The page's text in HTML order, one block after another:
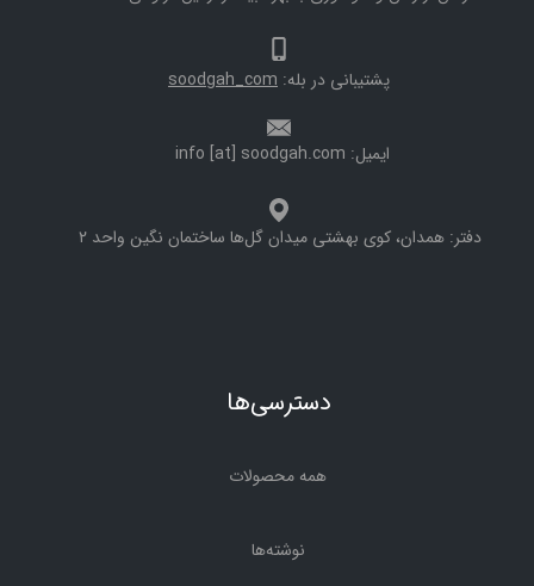
پشتیبانی در بله: soodgah_com
ایمیل: info [at] soodgah.com
دفتر: همدان، کوی بهشتی میدان گل‌ها ساختمان نگین واحد ۲
دسترسی‌ها
همه محصولات
نوشته‌ها